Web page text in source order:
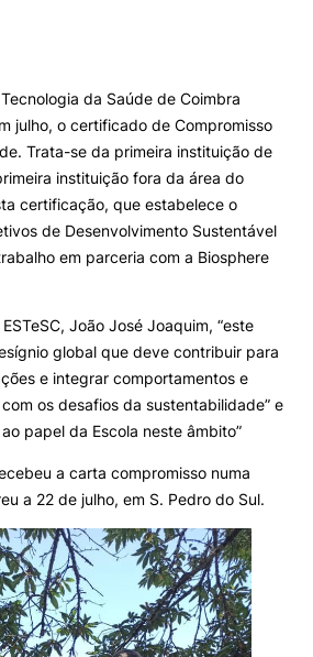
Política de Privacidade e Cookies
de Coimbra. Todos os direitos reservados.
da Saúde de Coimbra
julho, o certificado de Compromisso
Trata-se da primeira instituição de
instituição fora da área do
certificação, que estabelece o
de Desenvolvimento Sustentável
em parceria com a Biosphere
João José Joaquim, “este
global que deve contribuir para
e integrar comportamentos e
os desafios da sustentabilidade” e
papel da Escola neste âmbito”
a carta compromisso numa
a 22 de julho, em S. Pedro do Sul.